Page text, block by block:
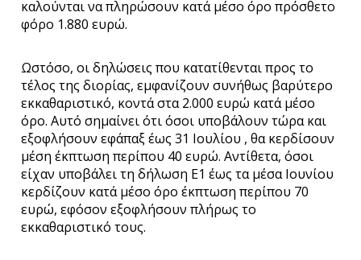
καλούνται να πληρώσουν κατά μέσο όρο πρόσθετο
φόρο 1.880 ευρώ.
Ωστόσο, οι δηλώσεις που κατατίθενται προς το
τέλος της διορίας, εμφανίζουν συνήθως βαρύτερο
εκκαθαριστικό, κοντά στα 2.000 ευρώ κατά μέσο
όρο. Αυτό σημαίνει ότι όσοι υποβάλουν τώρα και
εξοφλήσουν εφάπαξ έως 31 Ιουλίου , θα κερδίσουν
μέση έκπτωση περίπου 40 ευρώ. Αντίθετα, όσοι
είχαν υποβάλει τη δήλωση Ε1 έως τα μέσα Ιουνίου
κερδίζουν κατά μέσο όρο έκπτωση περίπου 70
ευρώ, εφόσον εξοφλήσουν πλήρως το
εκκαθαριστικό τους.